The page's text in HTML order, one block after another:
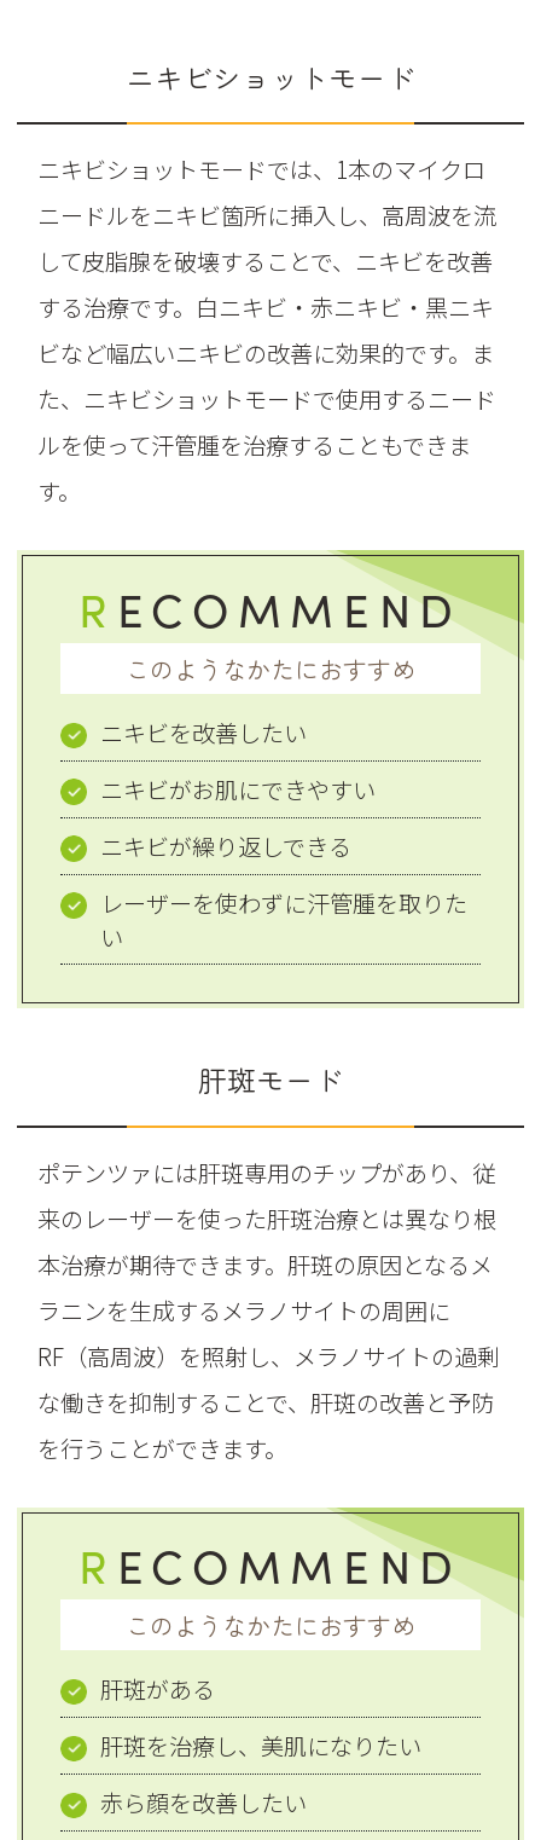
ニキビショットモード
ニキビショットモードでは、1本のマイクロ
ニードルをニキビ箇所に挿入し、高周波を流
して皮脂腺を破壊することで、ニキビを改善
する治療です。白ニキビ・赤ニキビ・黒ニキ
ビなど幅広いニキビの改善に効果的です。ま
た、ニキビショットモードで使用するニード
ルを使って汗管腫を治療することもできま
す。
R ECOMMEND
このようなかたにおすすめ
ニキビを改善したい
ニキビがお肌にできやすい
ニキビが繰り返しできる
レーザーを使わずに汗管腫を取りた
い
肝斑モード
ポテンツァには肝斑専用のチップがあり、従
来のレーザーを使った肝斑治療とは異なり根
本治療が期待できます。肝斑の原因となるメ
ラニンを生成するメラノサイトの周囲に
RF（高周波）を照射し、メラノサイトの過剰
な働きを抑制することで、肝斑の改善と予防
を行うことができます。
R ECOMMEND
このようなかたにおすすめ
肝斑がある
肝斑を治療し、美肌になりたい
赤ら顔を改善したい